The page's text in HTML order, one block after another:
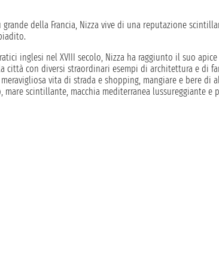
della Francia, Nizza vive di una reputazione
inglesi nel XVIII secolo, Nizza ha raggiunto il suo
città con diversi straordinari esempi di architettura e di
vita di strada e shopping, mangiare e bere di
scintillante, macchia mediterranea lussureggiante e